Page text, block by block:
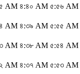
AM ৪:৪০ AM ৫:৫৬ AM
AM ৪:৩৯ AM ৫:৫৫ AM
AM ৪:৩৮ AM ৫:৫৪ AM
AM ৪:৩৭ AM ৫:৫৩ AM